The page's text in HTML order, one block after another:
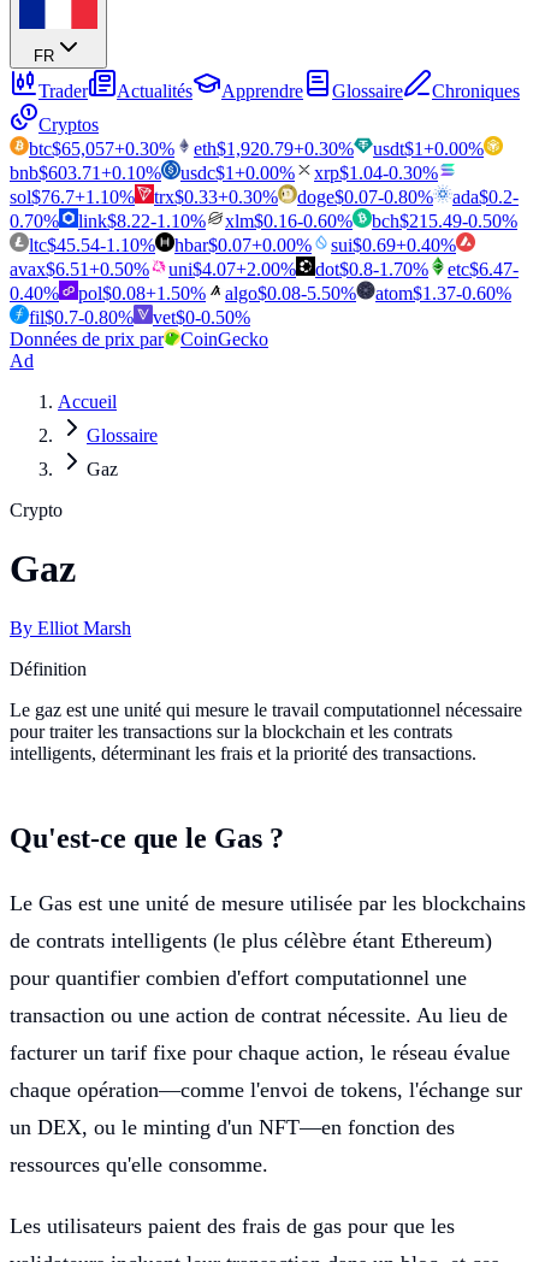
FR
Trader Actualités Apprendre Glossaire
Chroniques
Cryptos
btc$65,057+0.30% eth$1,920.79+0.30% usdt$1+0.00%
bnb$603.71+0.10% usdc$1+0.00% xrp$1.04-0.30%
sol$76.7+1.10% trx$0.33+0.30% doge$0.07-0.80% ada$0.2-
0.70% link$8.22-1.10% xlm$0.16-0.60% bch$215.49-0.50%
ltc$45.54-1.10% hbar$0.07+0.00% sui$0.69+0.40%
avax$6.51+0.50% uni$4.07+2.00% dot$0.8-1.70% etc$6.47-
0.40% pol$0.08+1.50% algo$0.08-5.50% atom$1.37-0.60%
fil$0.7-0.80% vet$0-0.50%
Données de prix par
CoinGecko
Ad
Accueil
Glossaire
Gaz
Crypto
Gaz
By Elliot Marsh
Définition
Le gaz est une unité qui mesure le travail computationnel nécessaire
pour traiter les transactions sur la blockchain et les contrats
intelligents, déterminant les frais et la priorité des transactions.
Qu'est-ce que le Gas ?
Le Gas est une unité de mesure utilisée par les blockchains
de contrats intelligents (le plus célèbre étant Ethereum)
pour quantifier combien d'effort computationnel une
transaction ou une action de contrat nécessite. Au lieu de
facturer un tarif fixe pour chaque action, le réseau évalue
chaque opération—comme l'envoi de tokens, l'échange sur
un DEX, ou le minting d'un NFT—en fonction des
ressources qu'elle consomme.
Les utilisateurs paient des frais de gas pour que les